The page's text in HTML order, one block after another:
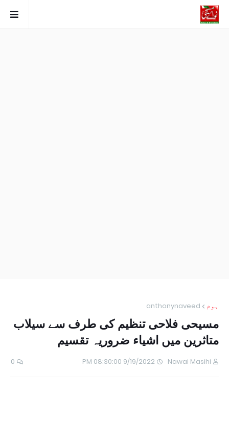
ہوم anthonynaveed
مسیحی فلاحی تنظیم کی طرف سے سیلاب
متاثرین میں اشیاء ضروریہ تقسیم
Nawai Masihi
9/19/2022 08:30:00 PM
0